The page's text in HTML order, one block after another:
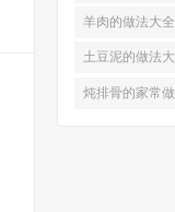
羊肉的做法大全
土豆泥的做法大
全
炖排骨的家常做